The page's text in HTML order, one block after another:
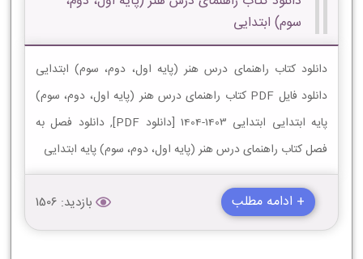
سوم) ابتدایی
دانلود کتاب راهنمای درس هنر (پایه اول، دوم، سوم) ابتدایی
دانلود فایل PDF کتاب راهنمای درس هنر (پایه اول، دوم، سوم)
پایه ابتدایی ابتدایی 1403-1404 [دانلود PDF], دانلود فصل به
فصل کتاب راهنمای درس هنر (پایه اول، دوم، سوم) پایه ابتدایی
+ ادامه مطلب بازدید: 1506